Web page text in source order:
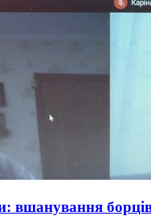
вшанування